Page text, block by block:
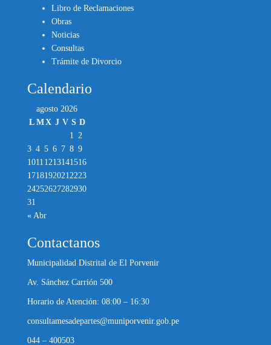
Libro de Reclamaciones
Obras
Noticias
Consultas
Trámite de Divorcio
Calendario
agosto 2026
L MX J V S D
1
2
3 4 5 6 7 8 9
1011 1213141516
1718192021 2223
24252627282930
31
« Abr
Contactanos
Municipalidad Distrital de El Porvenir
Av. Sánchez Carrión 500
Horario de Atención: 08:00 – 16:30
consultamesadepartes@muniporvenir.gob.pe
044 – 400503